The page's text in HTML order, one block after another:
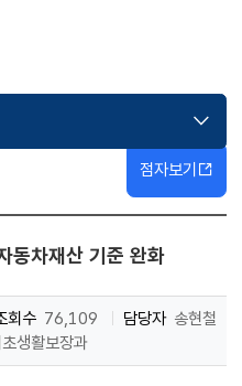
점자보기
동차재산 기준 완화
회수 76,109 담당자 송현철
생활보장과